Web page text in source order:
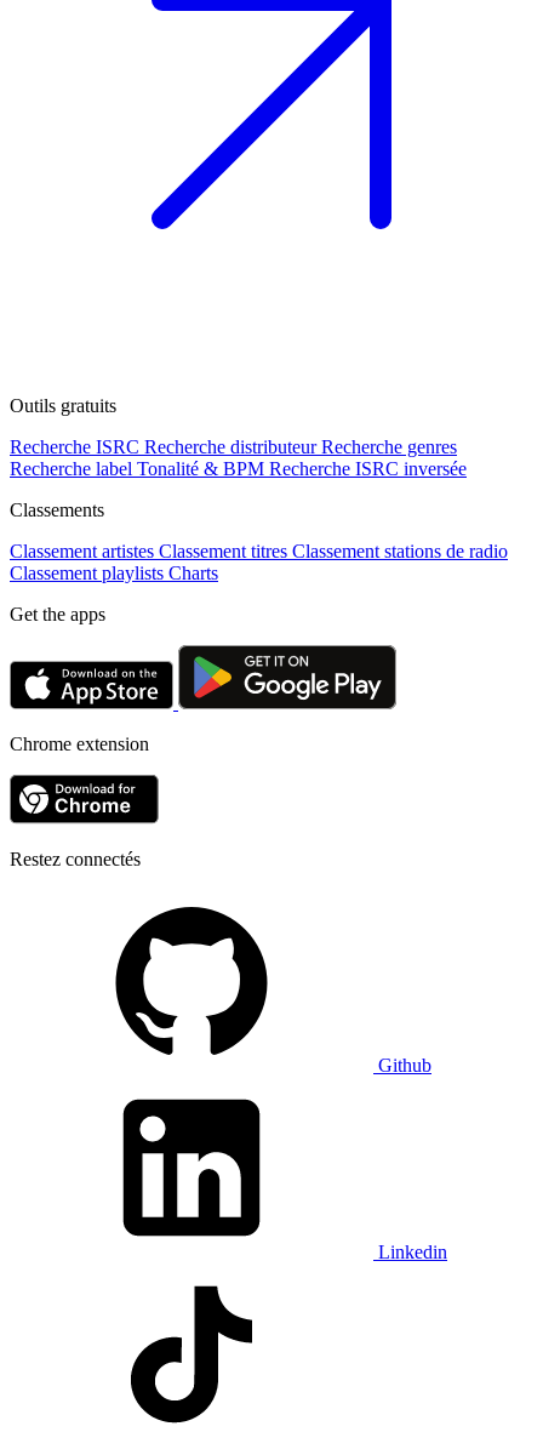
Outils gratuits
Recherche ISRC Recherche distributeur Recherche genres
Recherche label Tonalité & BPM Recherche ISRC inversée
Classements
Classement artistes Classement titres Classement stations de radio
Classement playlists Charts
Get the apps
Chrome extension
Restez connectés
Github
Linkedin